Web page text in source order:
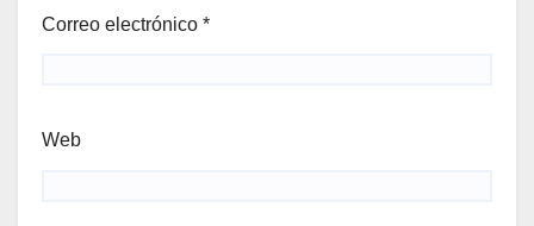
Correo electrónico *
Web